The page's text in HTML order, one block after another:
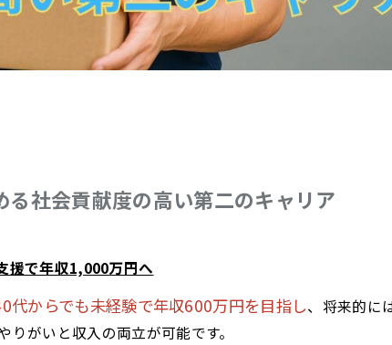
社会貢献度の高い第二のキャリア
援で年収1,000万円へ
代からでも未経験で年収600万円を目指し、将来的に
りがいと収入の両立が可能です。